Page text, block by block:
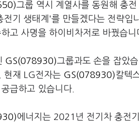
그룹 역시 계열사를 동원해 충
전기 생태계'를 만들겠다는 전략입
고 사명을 하이비차저로 바꿨습니
GS(078930)그룹과도 손을 잡았
현재 LG전자는 GS(078930)칼텍
급하고 있습니다.
에너지는 2021년 전기차 충전